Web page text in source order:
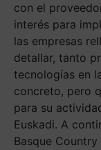
con el
interés para
las empresas
detallar, tanto
tecnologías en
concreto, pero
para su
Euskadi. A
Basque Country